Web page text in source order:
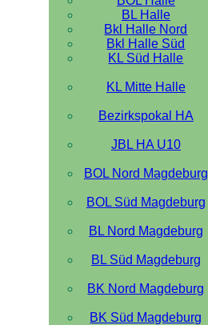
BL Halle
Bkl Halle Nord
Bkl Halle Süd
KL Süd Halle
KL Mitte Halle
Bezirkspokal HA
JBL HA U10
BOL Nord Magdeburg
BOL Süd Magdeburg
BL Nord Magdeburg
BL Süd Magdeburg
BK Nord Magdeburg
BK Süd Magdeburg